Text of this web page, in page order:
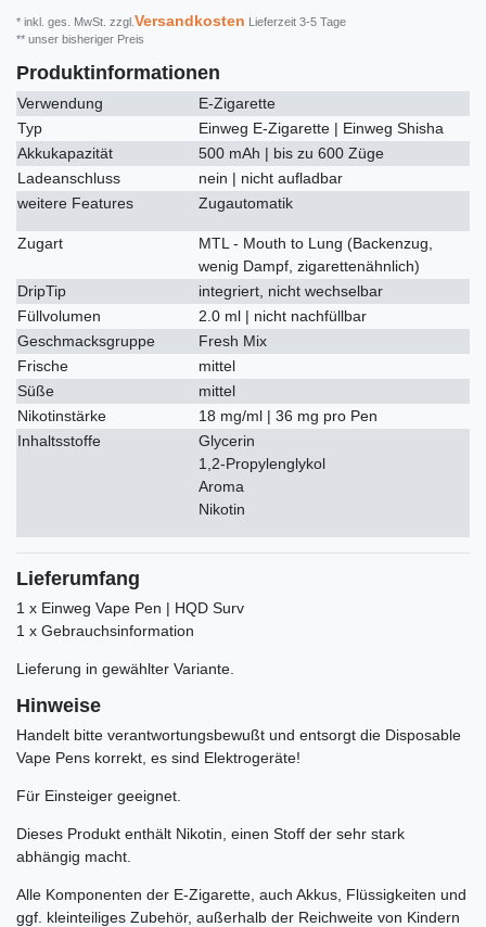
* inkl. ges. MwSt. zzgl. Versandkosten Lieferzeit 3-5 Tage
** unser bisheriger Preis
Produktinformationen
Verwendung
E-Zigarette
Typ
Einweg E-Zigarette | Einweg Shisha
Akkukapazität
500 mAh | bis zu 600 Züge
Ladeanschluss
nein | nicht aufladbar
weitere Features
Zugautomatik
Zugart
MTL - Mouth to Lung (Backenzug,
wenig Dampf, zigarettenähnlich)
DripTip
integriert, nicht wechselbar
Füllvolumen
2.0 ml | nicht nachfüllbar
Geschmacksgruppe
Fresh Mix
Frische
mittel
Süße
mittel
Nikotinstärke
18 mg/ml | 36 mg pro Pen
Inhaltsstoffe
Glycerin
1,2-Propylenglykol
Aroma
Nikotin
Lieferumfang
1 x Einweg Vape Pen | HQD Surv
1 x Gebrauchsinformation
Lieferung in gewählter Variante.
Hinweise
Handelt bitte verantwortungsbewußt und entsorgt die Disposable
Vape Pens korrekt, es sind Elektrogeräte!
Für Einsteiger geeignet.
Dieses Produkt enthält Nikotin, einen Stoff der sehr stark
abhängig macht.
Alle Komponenten der E-Zigarette, auch Akkus, Flüssigkeiten und
ggf. kleinteiliges Zubehör, außerhalb der Reichweite von Kindern